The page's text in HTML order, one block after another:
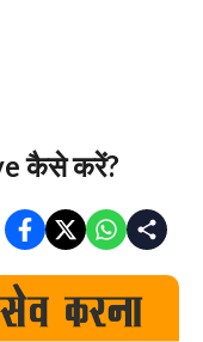
कैसे करें?